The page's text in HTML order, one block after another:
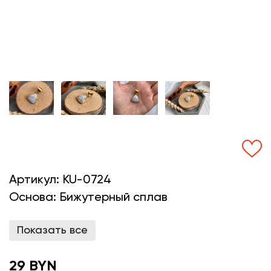
Артикул: KU-0724
Основа: Бижутерный сплав
Показать все
29 BYN